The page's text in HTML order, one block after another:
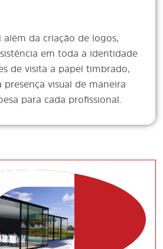
além da criação de logos,
em toda a identidade
de visita a papel timbrado,
visual de maneira
para cada profissional.